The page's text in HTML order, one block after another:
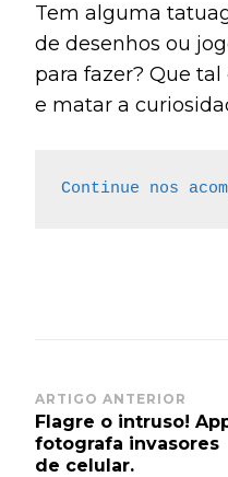
Tem alguma
de desenhos ou
para fazer? Que
e matar a
Continue nos
Post
Navigation
ARTIGO ANTERIOR
Flagre o intruso!
fotografa invasores
de celular.